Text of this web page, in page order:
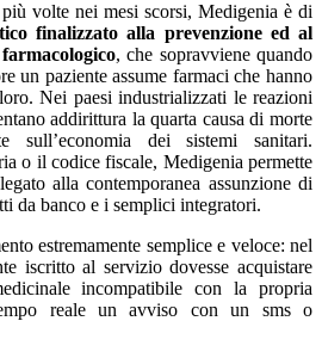
volte nei mesi scorsi, Medigenia è di
finalizzato alla prevenzione ed al
, che sopravviene quando
un paziente assume farmaci che hanno
Nei paesi industrializzati le reazioni
addirittura la quarta causa di morte
sull’economia dei sistemi sanitari.
o il codice fiscale, Medigenia permette
alla contemporanea assunzione di
da banco e i semplici integratori.
estremamente semplice e veloce: nel
iscritto al servizio dovesse acquistare
incompatibile con la propria
reale un avviso con un sms o